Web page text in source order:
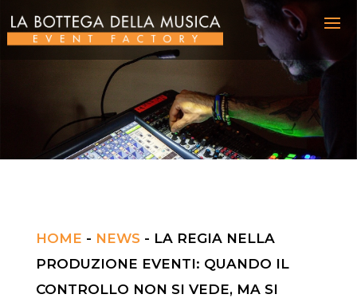
HOME - NEWS - LA REGIA NELLA
PRODUZIONE EVENTI: QUANDO IL
CONTROLLO NON SI VEDE, MA SI